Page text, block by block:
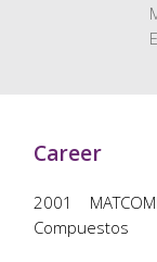
Career
2001
Compuestos